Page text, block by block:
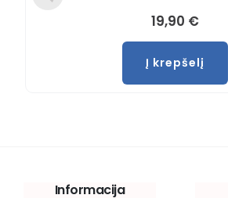
19,90 €
Į krepšelį
Informacija